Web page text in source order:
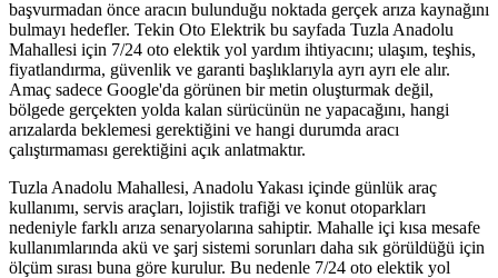
başvurmadan önce aracın bulunduğu noktada gerçek arıza kaynağını
bulmayı hedefler. Tekin Oto Elektrik bu sayfada Tuzla Anadolu
Mahallesi için 7/24 oto elektik yol yardım ihtiyacını; ulaşım, teşhis,
fiyatlandırma, güvenlik ve garanti başlıklarıyla ayrı ayrı ele alır.
Amaç sadece Google'da görünen bir metin oluşturmak değil,
bölgede gerçekten yolda kalan sürücünün ne yapacağını, hangi
arızalarda beklemesi gerektiğini ve hangi durumda aracı
çalıştırmaması gerektiğini açık anlatmaktır.
Tuzla Anadolu Mahallesi, Anadolu Yakası içinde günlük araç
kullanımı, servis araçları, lojistik trafiği ve konut otoparkları
nedeniyle farklı arıza senaryolarına sahiptir. Mahalle içi kısa mesafe
kullanımlarında akü ve şarj sistemi sorunları daha sık görüldüğü için
ölçüm sırası buna göre kurulur. Bu nedenle 7/24 oto elektik yol